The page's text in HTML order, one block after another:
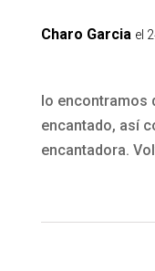
Charo Garcia el
lo encontramos
encantado, así
encantadora.